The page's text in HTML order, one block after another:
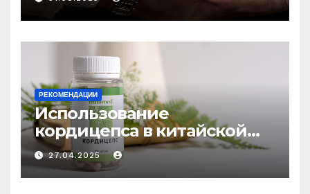
РЕКОМЕНДАЦИИ
Использование
кордицепса в китайской
медицине: природное
средство против усталости
и истощения
27.04.2025